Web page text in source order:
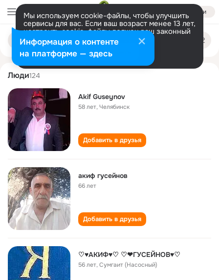
Войти
Мы используем cookie-файлы, чтобы улучшить
сервисы для вас. Если ваш возраст менее 13 лет,
настроить cookie-файлы должен ваш законный
представитель. Больше информации
Разрешить все Настроить
Поиск
людям
akif guseynov
Люди124
Akif Guseynov
58 лет,Челябинск
Добавить в друзья
акиф гусейнов
66 лет
Добавить в друзья
♡♥АКИФ♥♡ ♡❤ГУСЕЙНОВ♥♡
56 лет,Сумгаит (Насосный)
Информация о контенте
на платформе — здесь